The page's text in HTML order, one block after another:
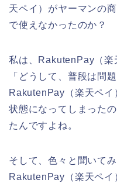
天ペイ）がヤーマンの
で使えなかったのか？
私は、RakutenPay（楽
「どうして、普段は問
RakutenPay（楽天ペイ
状態になってしまった
たんですよね。
そして、色々と聞いて
RakutenPay（楽天ペイ